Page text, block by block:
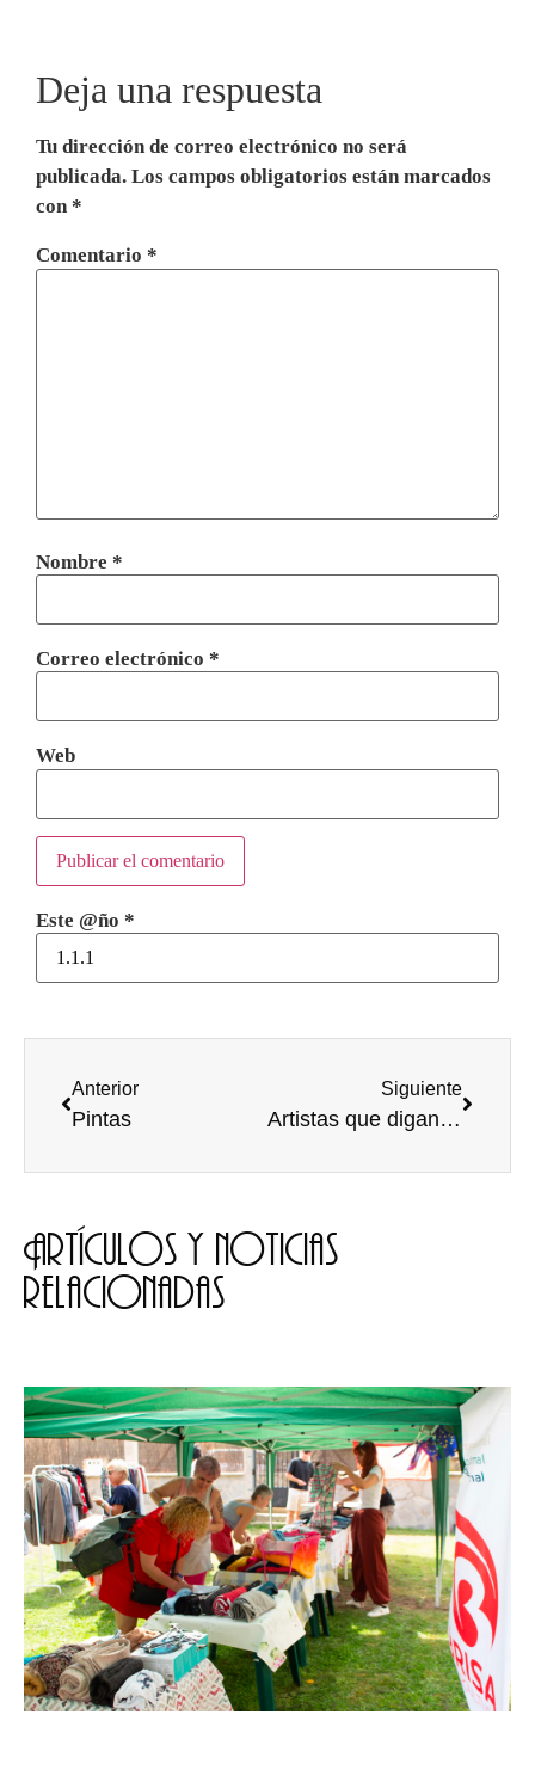
Deja una respuesta
Tu dirección de correo electrónico no será
publicada. Los campos obligatorios están marcados
con*
Comentario *
Nombre *
Correo electrónico *
Web
Este @ño *
Anterior
Pintas
Siguiente
Artistas que digan la verdad
Artículos y noticias
relacionadas